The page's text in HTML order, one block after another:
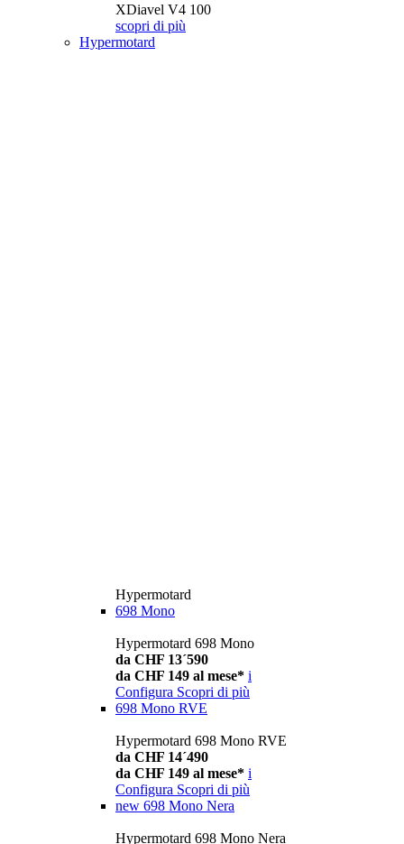
XDiavel V4 100
scopri di più
Hypermotard
Hypermotard
698 Mono
Hypermotard 698 Mono
da CHF 13´590
da CHF 149 al mese* i
Configura Scopri di più
698 Mono RVE
Hypermotard 698 Mono RVE
da CHF 14´490
da CHF 149 al mese* i
Configura Scopri di più
new 698 Mono Nera
Hypermotard 698 Mono Nera